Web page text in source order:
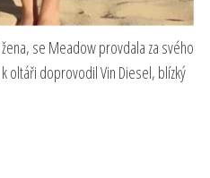
se Meadow provdala za svého
oltáři doprovodil Vin Diesel, blízký